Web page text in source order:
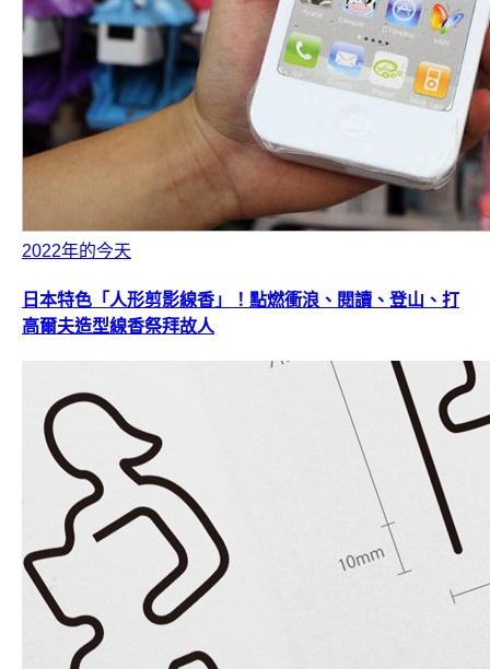
2022年的今天
日本特色「人形剪影線香」！點燃衝浪、閱讀、登山、打
高爾夫造型線香祭拜故人